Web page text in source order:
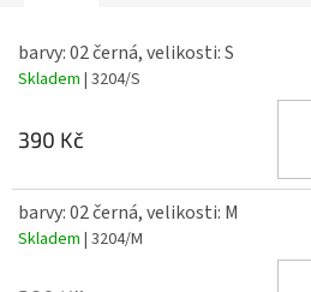
barvy: 02 černá, velikosti: S
Skladem | 3204/S
390 Kč
barvy: 02 černá, velikosti: M
Skladem | 3204/M